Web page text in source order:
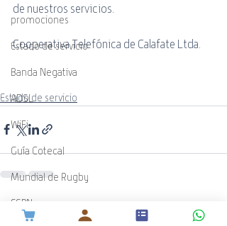
promociones
Estado de servicio
Banda Negativa
ADSL
WiFi
Guía Cotecal
Mundial de Rugby
ESPN
de nuestros servicios.
Cooperativa Telefónica de Calafate Ltda.
Estado de servicio
Entradas recientes Ver todo